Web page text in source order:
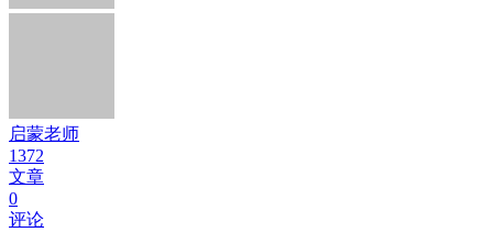
启蒙老师
1372
文章
0
评论